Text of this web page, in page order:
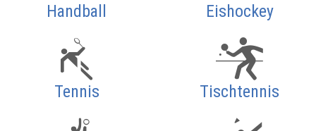
Handball Eishockey
Tennis Tischtennis